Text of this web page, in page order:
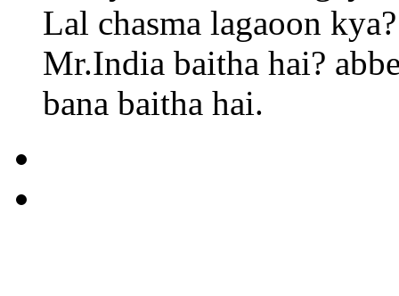
Lal chasma lagaoon
Mr.India baitha hai?
bana baitha hai.